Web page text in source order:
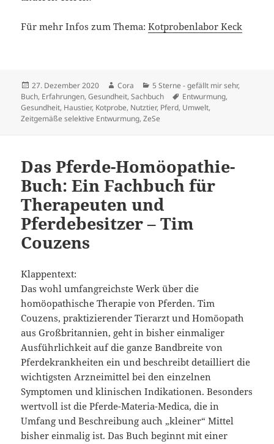
Für mehr Infos zum Thema:Kotprobenlabor Keck
Veröffentlicht
am
27. Dezember 2020 Autor
Cora Kategorien
5 Sterne - gefällt mir sehr,
Buch, Erfahrungen,Gesundheit,Sachbuch Schlagwörter
Entwurmung,
Gesundheit, Haustier, Kotprobe, Nutztier, Pferd, Umwelt,
Zeitgemäße selektive Entwurmung,ZeSe
Das Pferde-Homöopathie-
Buch: Ein Fachbuch für
Therapeuten und
Pferdebesitzer – Tim
Couzens
Klappentext:
Das wohl umfangreichste Werk über die
homöopathische Therapie von Pferden. Tim
Couzens, praktizierender Tierarzt und Homöopath
aus Großbritannien, geht in bisher einmaliger
Ausführlichkeit auf die ganze Bandbreite von
Pferdekrankheiten ein und beschreibt detailliert die
wichtigsten Arzneimittel bei den einzelnen
Symptomen und klinischen Indikationen. Besonders
wertvoll ist die Pferde-Materia-Medica, die in
Umfang und Beschreibung auch „kleiner“ Mittel
bisher einmalig ist. Das Buch beginnt mit einer